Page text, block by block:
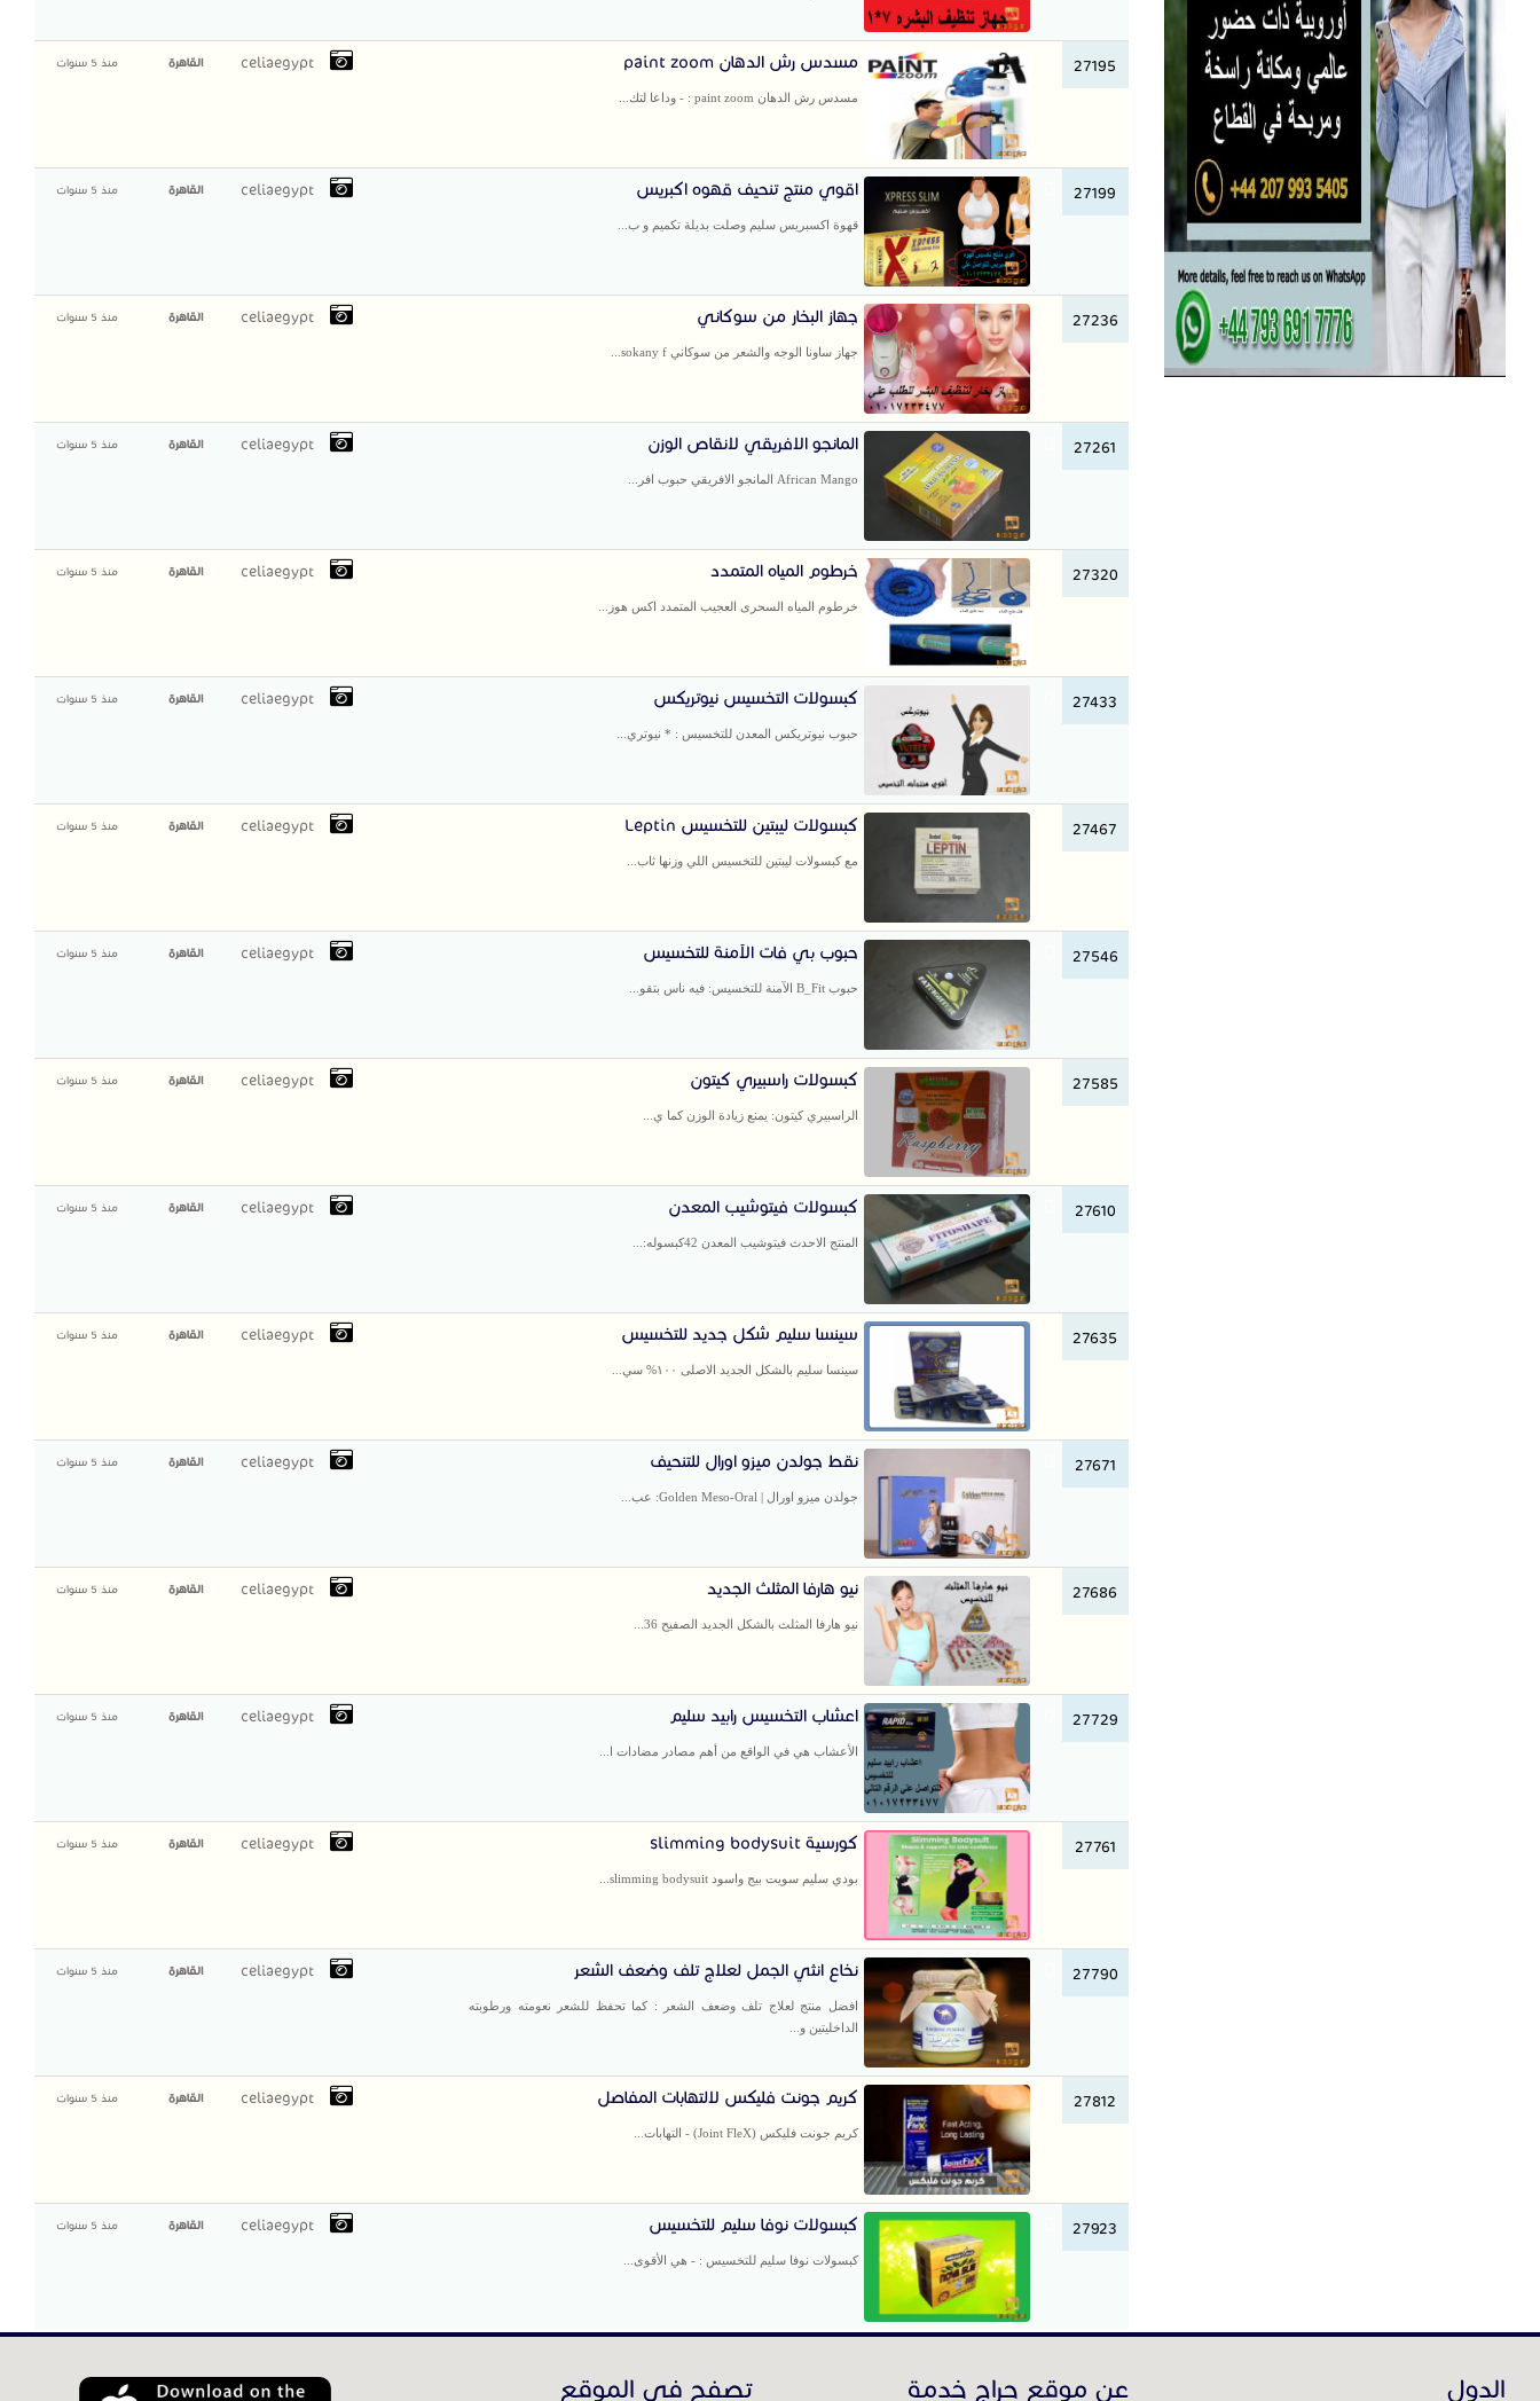
27195 مسدس رش الدهان paint zoom
مسدس رش الدهان paint zoom : - وداعا لتك...
celiaegypt القاهرة منذ 5 سنوات
27199 اقوي منتج تنحيف قهوه اكبريس
قهوة اكسبريس سليم وصلت بديلة تكميم و ب...
celiaegypt القاهرة منذ 5 سنوات
27236 جهاز البخار من سوكاني
جهاز ساونا الوجه والشعر من سوكاني sokany f...
celiaegypt القاهرة منذ 5 سنوات
27261 المانجو الافريقي لانقاص الوزن
African Mango المانجو الافريقي حبوب افر...
celiaegypt القاهرة منذ 5 سنوات
27320 خرطوم المياه المتمدد
خرطوم المياه السحرى العجيب المتمدد اكس هوز...
celiaegypt القاهرة منذ 5 سنوات
27433 كبسولات التخسيس نيوتريكس
حبوب نيوتريكس المعدن للتخسيس : * نيوتري...
celiaegypt القاهرة منذ 5 سنوات
27467 كبسولات ليبتين للتخسيس Leptin
مع كبسولات ليبتين للتخسيس اللي وزنها ثاب...
celiaegypt القاهرة منذ 5 سنوات
27546 حبوب بي فات الآمنة للتخسيس
حبوب B_Fit الآمنة للتخسيس: فيه ناس بتقو...
celiaegypt القاهرة منذ 5 سنوات
27585 كبسولات راسبيري كيتون
الراسبيري كيتون: يمنع زيادة الوزن كما ي...
celiaegypt القاهرة منذ 5 سنوات
27610 كبسولات فيتوشيب المعدن
المنتج الاحدث فيتوشيب المعدن 42كبسوله:...
celiaegypt القاهرة منذ 5 سنوات
27635 سينسا سليم شكل جديد للتخسيس
سينسا سليم بالشكل الجديد الاصلى ١٠٠% سي...
celiaegypt القاهرة منذ 5 سنوات
27671 نقط جولدن ميزو اورال للتنحيف
جولدن ميزو اورال | Golden Meso-Oral: عب...
celiaegypt القاهرة منذ 5 سنوات
27686 نيو هارفا المثلث الجديد
نيو هارفا المثلث بالشكل الجديد الصفيح 36...
celiaegypt القاهرة منذ 5 سنوات
27729 اعشاب التخسيس رابيد سليم
الأعشاب هي في الواقع من أهم مصادر مضادات ا...
celiaegypt القاهرة منذ 5 سنوات
27761 كورسية slimming bodysuit
بودي سليم سويت بيج واسود slimming bodysuit...
celiaegypt القاهرة منذ 5 سنوات
27790 نخاع انثي الجمل لعلاج تلف وضعف الشعر
افضل منتج لعلاج تلف وضعف الشعر : كما تحفظ للشعر نعومته ورطوبته
الداخليتين و...
celiaegypt القاهرة منذ 5 سنوات
27812 كريم جونت فليكس لالتهابات المفاصل
كريم جونت فليكس (Joint FleX) - التهابات...
celiaegypt القاهرة منذ 5 سنوات
27923 كبسولات نوفا سليم للتخسيس
كبسولات نوفا سليم للتخسيس : - هي الأقوى...
celiaegypt القاهرة منذ 5 سنوات
الدول عن موقع حراج خدمة تصفح في الموقع